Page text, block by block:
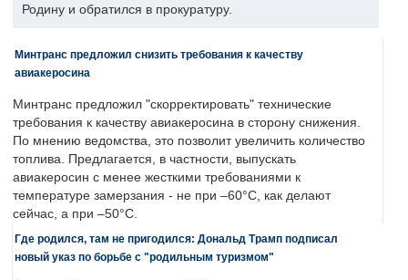
Родину и обратился в прокуратуру.
Минтранс предложил снизить требования к качеству
авиакеросина
Минтранс предложил "скорректировать" технические
требования к качеству авиакеросина в сторону снижения.
По мнению ведомства, это позволит увеличить количество
топлива. Предлагается, в частности, выпускать
авиакеросин с менее жесткими требованиями к
температуре замерзания - не при –60°C, как делают
сейчас, а при –50°C.
Где родился, там не пригодился: Дональд Трамп подписал
новый указ по борьбе с "родильным туризмом"